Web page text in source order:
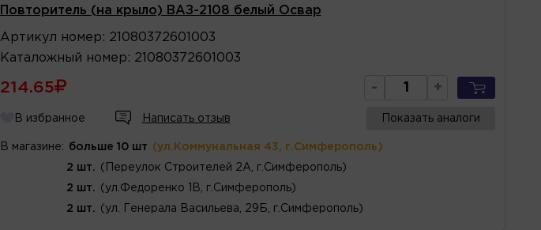
Повторитель (на крыло) ВАЗ-2108 белый Освар
Артикул номер : 21080372601003
Каталожный номер : 21080372601003
214.65 - +
В избранное Написать отзыв Показать аналоги
В магазине: больше 10 шт (ул.Коммунальная 43, г.Симферополь)
2 шт. (Переулок Строителей 2А, г.Симферополь)
2 шт. (ул.Федоренко 1В, г.Симферополь)
2 шт. (ул. Генерала Васильева, 29Б, г.Симферополь)